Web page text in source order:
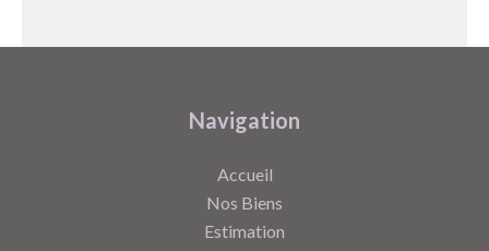
Navigation
Accueil
Nos Biens
Estimation